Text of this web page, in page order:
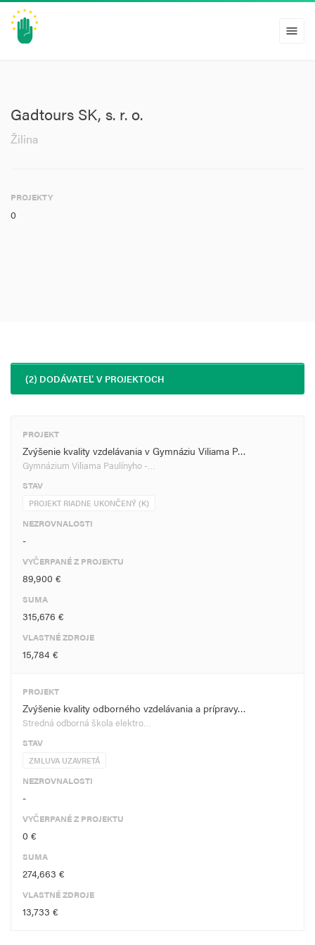
menu
Gadtours SK, s. r. o.
Žilina
PROJEKTY
0
(2) DODÁVATEĽ V PROJEKTOCH
PROJEKT
Zvýšenie kvality vzdelávania v Gymnáziu Viliama P…
Gymnázium Viliama Paulínyho -…
STAV
PROJEKT RIADNE UKONČENÝ (K)
NEZROVNALOSTI
-
VYČERPANÉ Z PROJEKTU
89,900 €
SUMA
315,676 €
VLASTNÉ ZDROJE
15,784 €
PROJEKT
Zvýšenie kvality odborného vzdelávania a prípravy…
Stredná odborná škola elektro…
STAV
ZMLUVA UZAVRETÁ
NEZROVNALOSTI
-
VYČERPANÉ Z PROJEKTU
0 €
SUMA
274,663 €
VLASTNÉ ZDROJE
13,733 €